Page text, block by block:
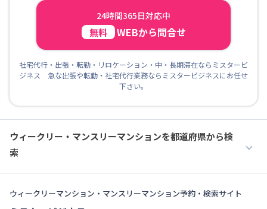
24時間365日対応中
無料 WEBから問合せ
社宅代行・出張・転勤・リロケーション・中・長期滞在ならミスタービ
ジネス 急な出張や転勤・社宅代行業務ならミスタービジネスにお任せ
下さい。
ウィークリー・マンスリーマンションを都道府県から検
索
ウィークリーマンション・マンスリーマンション予約・検索サイト